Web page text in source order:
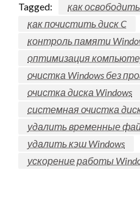
Tagged:
как
как почистить диск C
контроль памяти
оптимизация
очистка Windows без
очистка диска Windows
системная очистка
удалить временные
удалить кэш Windows
ускорение работы